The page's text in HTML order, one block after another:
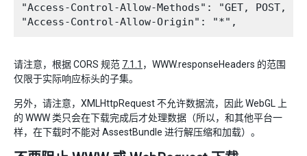
"Access-Control-Allow-Methods": "GET, POST,
请注意，根据 CORS 规范 7.1.1 ，WWW.responseHeaders 的范围
仅限于实际响应标头的子集。
另外，请注意，XMLHttpRequest 不允许数据流，因此 WebGL 上
的 WWW 类只会在下载完成后才处理数据（所以，和其他平台一
样，在下载时不能对 AssestBundle 进行解压缩和加载）。